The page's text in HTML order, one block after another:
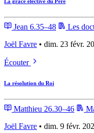
Jean 6.35–48
Les
Joël Favre • dim. 23 févr.
Écouter
La résolution du Roi
Matthieu 26.30–46
Joël Favre • dim. 9 févr.